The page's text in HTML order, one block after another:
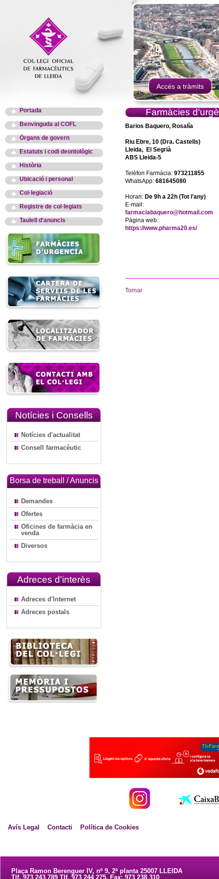
Accés a tràmits
Portada
Benvinguda al COFL
Òrgans de govern
Estatuts i codi deontològic
Història
Ubicació i personal
Col·legiació
Registre de col·legiats
Taulell d'anuncis
Notícies i Consells
Notícies d'actualitat
Consell farmacèutic
Borsa de treball / Anuncis
Demandes
Ofertes
Oficines de farmàcia en
venda
Diversos
Adreces d'interès
Adreces d'Internet
Adreces postals
Farmàcies
Barios Baquero, Rosalía
Riu Ebre, 10 (Dra. Castells)
Lleida, El Segrià
ABS Lleida-5
Telèfon Farmàcia: 973211855
WhatsApp: 681645080
Horari: De 9h a 22h (Tot l'any)
E-mail:
farmaciabaquero@hotmail.com
Pàgina web:
https://www.pharma20.es/
Tornar
Avís Legal Contacti Política de Cookies
Plaça Ramon Berenguer IV, nº 9, 2ª planta 25007 LLEIDA
Tlf. 973 243 789 Tlf. 973 244 275. Fax: 973 238 310